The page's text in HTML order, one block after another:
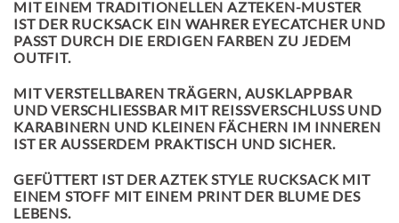
MIT EINEM TRADITIONELLEN AZTEKEN-MUSTER
IST DER RUCKSACK EIN WAHRER EYECATCHER UND
PASST DURCH DIE ERDIGEN FARBEN ZU JEDEM
OUTFIT.
MIT VERSTELLBAREN TRÄGERN, AUSKLAPPBAR
UND VERSCHLIESSBAR MIT REISSVERSCHLUSS UND KA
RABINERN UND KLEINEN FÄCHERN IM INNEREN IS
T ER AUSSERDEM PRAKTISCH UND SICHER.
GEFÜTTERT IST DER AZTEK STYLE RUCKSACK MIT
EINEM STOFF MIT EINEM PRINT DER BLUME DES
LEBENS.